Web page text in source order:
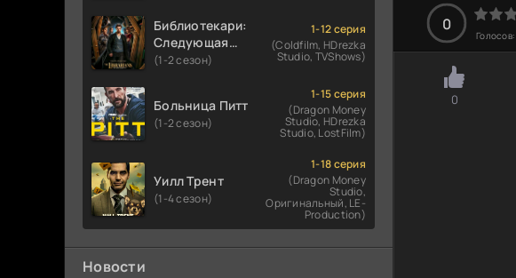
Библиотекари:
Следующая
глава
(1-2 сезон)
1-12 серия
(Coldfilm, HDrezka
Studio, TVShows)
Больница Питт
(1-2 сезон)
1-15 серия
(Dragon Money
Studio, HDrezka
Studio, LostFilm)
Уилл Трент
(1-4 сезон)
1-18 серия
(Dragon Money
Studio,
Оригинальный, LE-
Production)
Новости
0
Голосов:
0